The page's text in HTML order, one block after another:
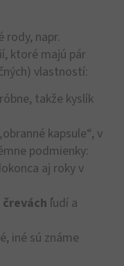
rody, napr.
ktoré majú pár
vlastností:
takže kyslík
kapsule“, v
podmienky:
aj roky v
ľudí a
iné sú známe